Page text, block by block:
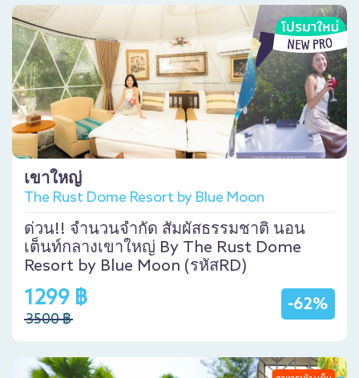
เขาใหญ่
The Rust Dome Resort by Blue Moon
ด่วน!! จำนวนจำกัด สัมผัสธรรมชาติ นอน
เต็นท์กลางเขาใหญ่ By The Rust Dome
Resort by Blue Moon (รหัสRD)
-62%
1299 ฿
3500 ฿